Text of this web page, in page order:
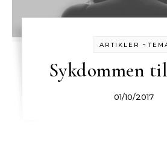
ARTIKLER -
Sykdommen
01/10/2017